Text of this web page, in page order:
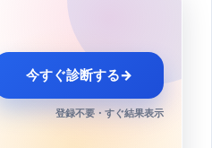
今すぐ診断する→
登録不要・すぐ結果表示